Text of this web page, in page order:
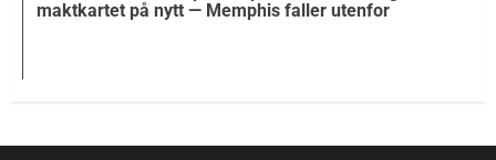
maktkartet på nytt — Memphis faller utenfor